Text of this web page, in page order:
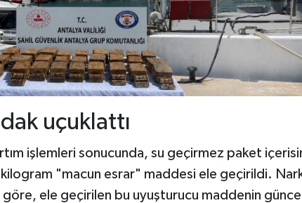
uçuklattı
işlemleri sonucunda, su geçirmez paket
"macun esrar" maddesi ele geçirildi.
göre, ele geçirilen bu uyuşturucu maddenin güncel